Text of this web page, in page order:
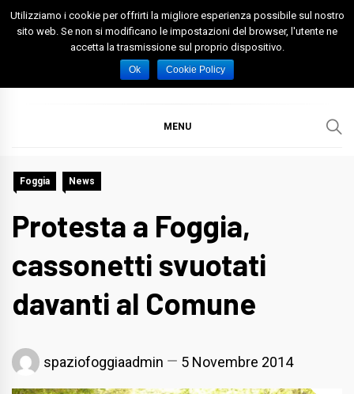
Skip
Spazio Foggia
Foggia News Calcio Eventi e Attività nella Capitanata
MENU
Foggia News
Protesta a Foggia,
cassonetti svuotati
davanti al Comune
spaziofoggiaadmin 5 Novembre 2014
Utilizziamo i cookie per offrirti la migliore esperienza possibile sul nostro
sito web. Se non si modificano le impostazioni del browser, l'utente ne
accetta la trasmissione sul proprio dispositivo.
Ok Cookie Policy